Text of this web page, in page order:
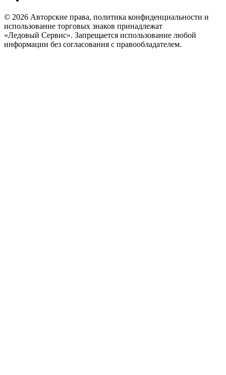
© 2026 Авторские права, политика конфиденциальности и
использование торговых знаков принадлежат
«Ледовый Сервис». Запрещается использование любой
информации без согласования с правообладателем.